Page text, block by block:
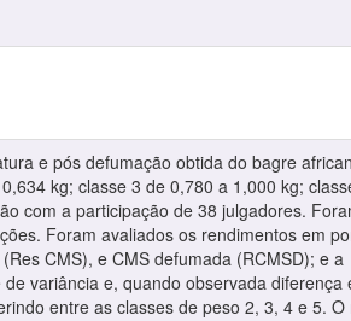
e pós defumação obtida do bagre
kg; classe 3 de 0,780 a 1,000 kg;
com a participação de 38 julgadores.
Foram avaliados os rendimentos em
CMS), e CMS defumada (RCMSD); e a
variância e, quando observada diferença
entre as classes de peso 2, 3, 4 e 5. O